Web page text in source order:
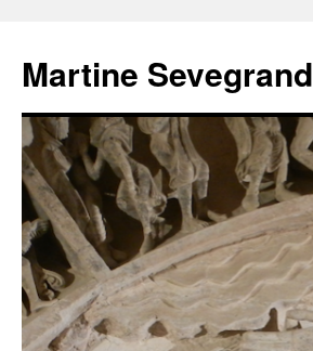
contenu
Martine Sevegrand